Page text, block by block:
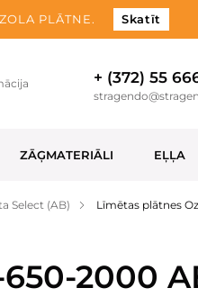
PLĀTNE. Skatīt
+ (372) 55
ZĀĢMATERIĀLI EĻĻA
Select (AB) Līmētas plātnes
2000